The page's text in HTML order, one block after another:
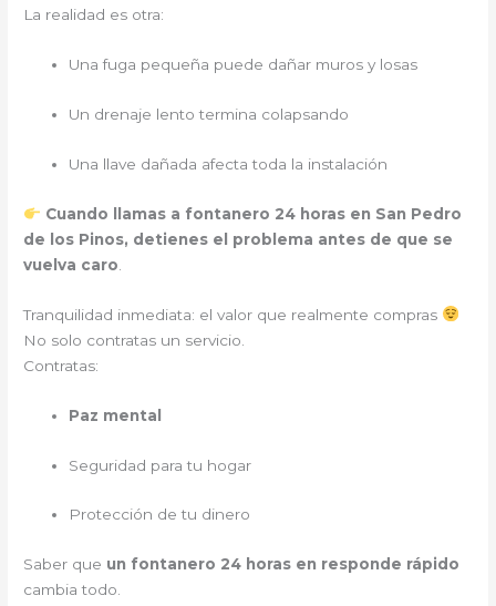
La realidad es otra:
Una fuga pequeña puede dañar muros y losas
Un drenaje lento termina colapsando
Una llave dañada afecta toda la instalación
Cuando llamas a fontanero 24 horas en San Pedro
de los Pinos, detienes el problema antes de que se
vuelva caro
Tranquilidad inmediata: el valor que realmente compras
No solo contratas un servicio.
Contratas:
Paz mental
Seguridad para tu hogar
Protección de tu dinero
Saber que un fontanero 24 horas en responde rápido
cambia todo.